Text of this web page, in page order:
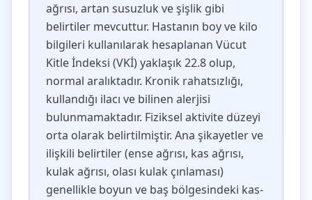
ağrısı, artan susuzluk ve şişlik gibi
belirtiler mevcuttur. Hastanın boy ve kilo
bilgileri kullanılarak hesaplanan Vücut
Kitle İndeksi (VKİ) yaklaşık 22.8 olup,
normal aralıktadır. Kronik rahatsızlığı,
kullandığı ilacı ve bilinen alerjisi
bulunmamaktadır. Fiziksel aktivite düzeyi
orta olarak belirtilmiştir. Ana şikayetler ve
ilişkili belirtiler (ense ağrısı, kas ağrısı,
kulak ağrısı, olası kulak çınlaması)
genellikle boyun ve baş bölgesindeki kas-